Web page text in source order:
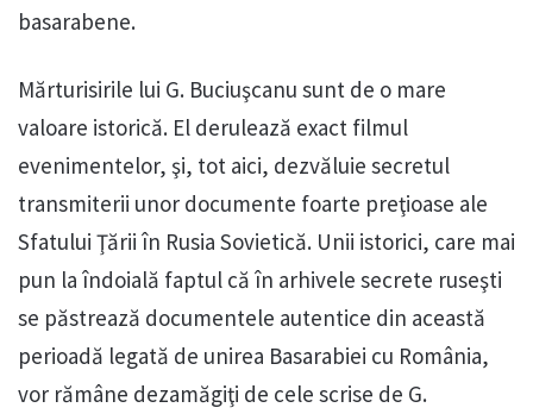
basarabene.
Mărturisirile lui G. Buciuşcanu sunt de o mare
valoare istorică. El derulează exact filmul
evenimentelor, şi, tot aici, dezvăluie secretul
transmiterii unor documente foarte preţioase ale
Sfatului Ţării în Rusia Sovietică. Unii istorici, care mai
pun la îndoială faptul că în arhivele secrete ruseşti
se păstrează documentele autentice din această
perioadă legată de unirea Basarabiei cu România,
vor rămâne dezamăgiţi de cele scrise de G.